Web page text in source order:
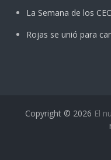
La Semana de los
Rojas se unió para
Copyright © 2026 El